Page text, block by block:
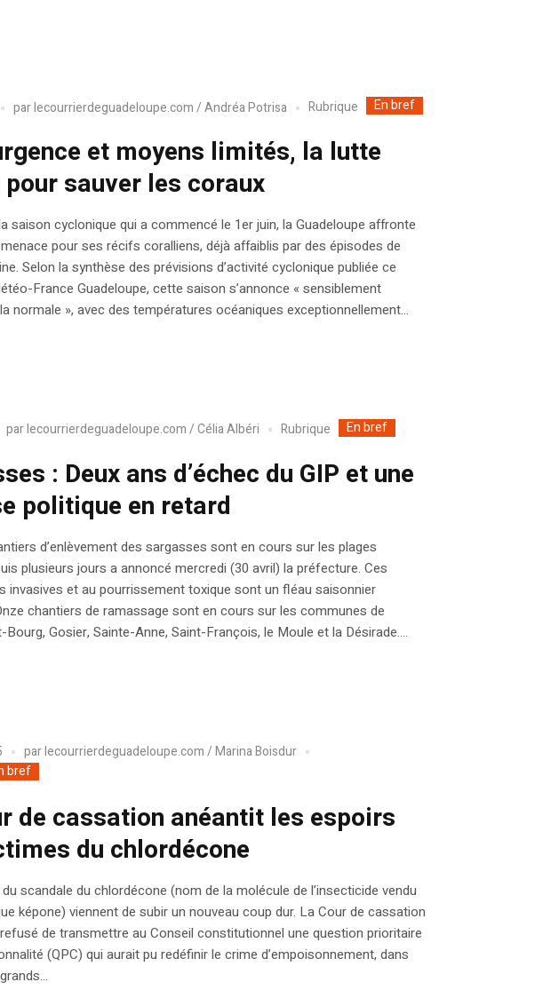
parlecourrierdeguadeloupe.com / Andréa Potrisa Rubrique En bref
et moyens limités, la lutte
sauver les coraux
saison cyclonique qui a commencé le 1er juin, la Guadeloupe affronte
pour ses récifs coralliens, déjà affaiblis par des épisodes de
Selon la synthèse des prévisions d’activité cyclonique publiée ce
France Guadeloupe, cette saison s’annonce « sensiblement
normale », avec des températures océaniques exceptionnellement...
parlecourrierdeguadeloupe.com / Célia Albéri Rubrique En bref
: Deux ans d’échec du GIP et une
politique en retard
d’enlèvement des sargasses sont en cours sur les plages
plusieurs jours a annoncé mercredi (30 avril) la préfecture. Ces
invasives et au pourrissement toxique sont un fléau saisonnier
chantiers de ramassage sont en cours sur les communes de
Bourg, Gosier, Sainte-Anne, Saint-François, le Moule et la Désirade....
parlecourrierdeguadeloupe.com / Marina Boisdur
bref
de cassation anéantit les espoirs
du chlordécone
scandale du chlordécone (nom de la molécule de l’insecticide vendu
képone) viennent de subir un nouveau coup dur. La Cour de cassation
de transmettre au Conseil constitutionnel une question prioritaire
(QPC) qui aurait pu redéfinir le crime d’empoisonnement, dans